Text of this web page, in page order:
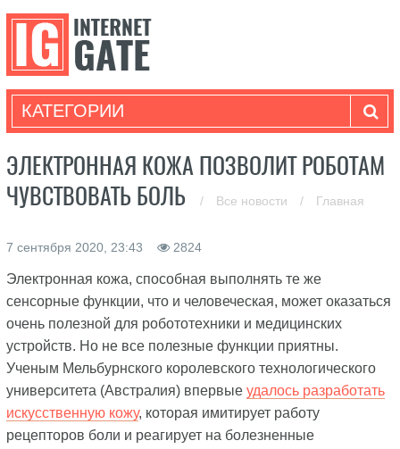
КАТЕГОРИИ
ЭЛЕКТРОННАЯ КОЖА ПОЗВОЛИТ РОБОТАМ
ЧУВСТВОВАТЬ БОЛЬ
/ Все новости / Главная
7 сентября 2020, 23:43 2824
Электронная кожа, способная выполнять те же
сенсорные функции, что и человеческая, может оказаться
очень полезной для робототехники и медицинских
устройств. Но не все полезные функции приятны.
Ученым Мельбурнского королевского технологического
университета (Австралия) впервые удалось разработать
искусственную кожу, которая имитирует работу
рецепторов боли и реагирует на болезненные